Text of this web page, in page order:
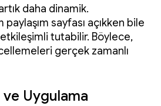
daha dinamik.
sayfası açıkken bile
etkileşimli tutabilir. Böylece,
gerçek zamanlı
Uygulama